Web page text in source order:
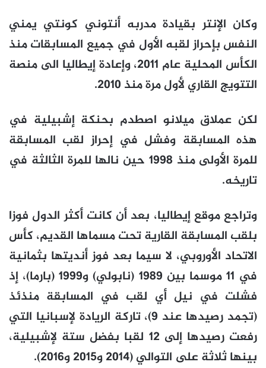
وكان الإنتر بقيادة مدربه أنتوني كونتي يمني
النفس بإحراز لقبه الأول في جميع المسابقات منذ
الكأس المحلية عام 2011، وإعادة إيطاليا الى منصة
التتويج القاري لأول مرة منذ 2010.
لكن عملاق ميلانو اصطدم بحنكة إشبيلية في
هذه المسابقة وفشل في إحراز لقب المسابقة
للمرة الأولى منذ 1998 حين نالها للمرة الثالثة في
تاريخه.
وتراجع موقع إيطاليا، بعد أن كانت أكثر الدول فوزا
بلقب المسابقة القارية تحت مسماها القديم، كأس
الاتحاد الأوروبي، لا سيما بعد فوز أنديتها بثمانية
في 11 موسما بين 1989 (نابولي) و1999 (بارما)، إذ
فشلت في نيل أي لقب في المسابقة منذئذ
(تجمد رصيدها عند 9)، تاركة الريادة لإسبانيا التي
رفعت رصيدها إلى 12 لقبا بفضل ستة لإشبيلية،
بينها ثلاثة على التوالي (2014 و2015 و2016).